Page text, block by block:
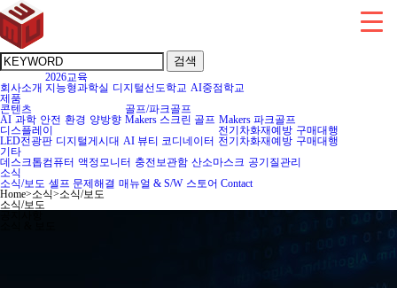
검색
회사소개
2026교육
지능형과학실 디지털선도학교 AI중점학교
제품
콘텐츠
AI 과학 안전 환경 양방향
골프/파크골프
Makers 스크린 골프 Makers 파크골프
디스플레이
LED전광판 디지털게시대 AI 뷰티 코디네이터
전기차화재예방
전기차화재예방
구매대행
구매대행
기타
데스크톱컴퓨터 액정모니터 충전보관함 산소마스크 공기질관리
소식
소식/보도 셀프 문제해결 매뉴얼 & S/W 스토어 Contact
Home>소식>소식/보도
소식/보도